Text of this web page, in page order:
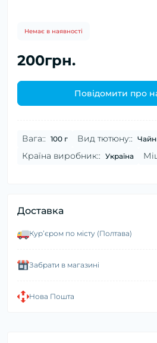
Немає в наявності
200грн.
Повідомити про
Вага:: 100 г Вид тютюну::
Країна виробник:: Україна
Доставка
Курʼєром по місту (Полтава)
Забрати в магазині
Нова Пошта